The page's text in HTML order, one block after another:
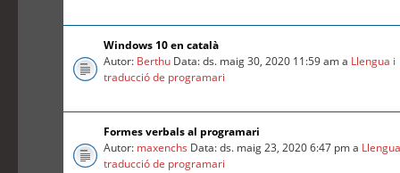
Windows 10 en català
Autor: Berthu Data: ds. maig 30, 2020 11:59 am a Llengua i
traducció de programari
Formes verbals al programari
Autor: maxenchs Data: ds. maig 23, 2020 6:47 pm a
traducció de programari